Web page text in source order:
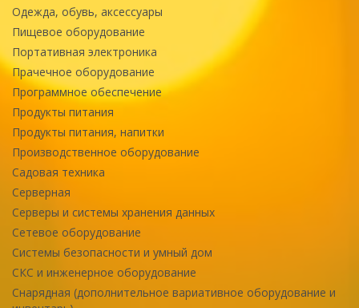
Одежда, обувь, аксессуары
Пищевое оборудование
Портативная электроника
Прачечное оборудование
Программное обеспечение
Продукты питания
Продукты питания, напитки
Производственное оборудование
Садовая техника
Серверная
Серверы и системы хранения данных
Сетевое оборудование
Системы безопасности и умный дом
СКС и инженерное оборудование
Снарядная (дополнительное вариативное оборудование и